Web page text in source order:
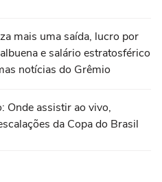
mais uma saída, lucro por
e salário estratosférico
notícias do Grêmio
Onde assistir ao vivo,
da Copa do Brasil